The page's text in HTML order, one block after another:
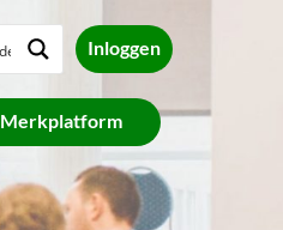
Inloggen
Merkplatform